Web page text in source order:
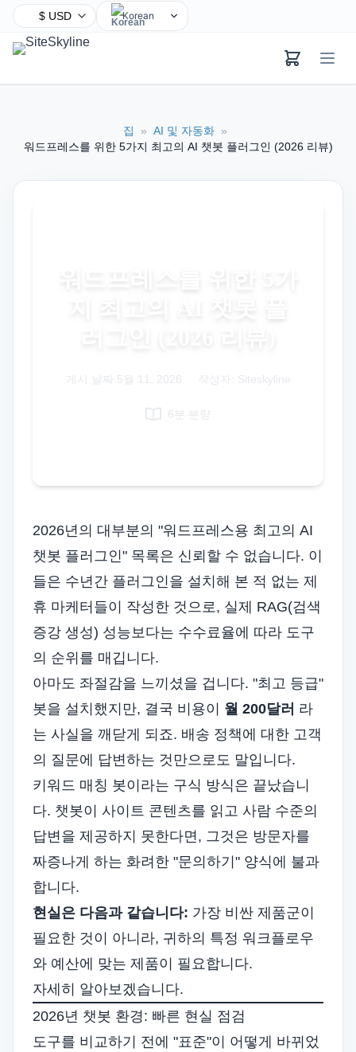
Korean
Arabic
Italian
Danish
집 » AI 및 자동화 »
워드프레스를 위한 5가지 최고의 AI 챗봇 플러그인 (2026 리뷰)
워드프레스를 위한 5가
게시 날짜 5월 11, 2026 작성자: Siteskyline
6분 분량
2026년의 대부분의 "워드프레스용 최고의 AI
챗봇 플러그인" 목록은 신뢰할 수 없습니다. 이
들은 수년간 플러그인을 설치해 본 적 없는 제
휴 마케터들이 작성한 것으로, 실제 RAG(검색
증강 생성) 성능보다는 수수료율에 따라 도구
의 순위를 매깁니다.
아마도 좌절감을 느끼셨을 겁니다. "최고 등급"
봇을 설치했지만, 결국 비용이 월 200달러 라
는 사실을 깨닫게 되죠. 배송 정책에 대한 고객
의 질문에 답변하는 것만으로도 말입니다.
키워드 매칭 봇이라는 구식 방식은 끝났습니
다. 챗봇이 사이트 콘텐츠를 읽고 사람 수준의
답변을 제공하지 못한다면, 그것은 방문자를
짜증나게 하는 화려한 "문의하기" 양식에 불과
합니다.
현실은 다음과 같습니다: 가장 비싼 제품군이
필요한 것이 아니라, 귀하의 특정 워크플로우
와 예산에 맞는 제품이 필요합니다.
자세히 알아보겠습니다.
2026년 챗봇 환경: 빠른 현실 점검
도구를 비교하기 전에 "표준"이 어떻게 바뀌었